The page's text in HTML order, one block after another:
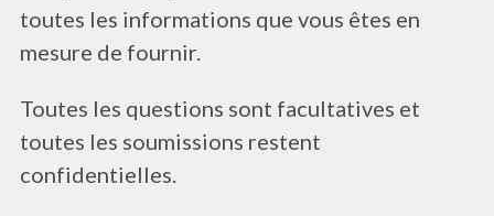
toutes les informations que vous êtes en
mesure de fournir.
Toutes les questions sont facultatives et
toutes les soumissions restent
confidentielles.